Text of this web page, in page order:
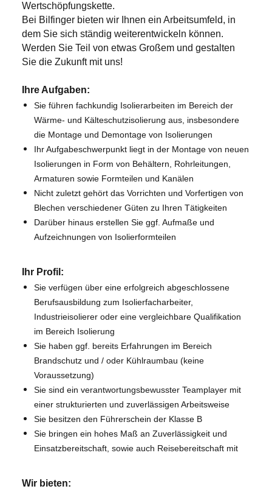
Wertschöpfungskette.
Bei Bilfinger bieten wir Ihnen ein Arbeitsumfeld, in
dem Sie sich ständig weiterentwickeln können.
Werden Sie Teil von etwas Großem und gestalten
Sie die Zukunft mit uns!
Ihre Aufgaben:
Sie führen fachkundig Isolierarbeiten im Bereich der
Wärme- und Kälteschutzisolierung aus, insbesondere
die Montage und Demontage von Isolierungen
Ihr Aufgabeschwerpunkt liegt in der Montage von neuen
Isolierungen in Form von Behältern, Rohrleitungen,
Armaturen sowie Formteilen und Kanälen
Nicht zuletzt gehört das Vorrichten und Vorfertigen von
Blechen verschiedener Güten zu Ihren Tätigkeiten
Darüber hinaus erstellen Sie ggf. Aufmaße und
Aufzeichnungen von Isolierformteilen
Ihr Profil:
Sie verfügen über eine erfolgreich abgeschlossene
Berufsausbildung zum Isolierfacharbeiter,
Industrieisolierer oder eine vergleichbare Qualifikation
im Bereich Isolierung
Sie haben ggf. bereits Erfahrungen im Bereich
Brandschutz und / oder Kühlraumbau (keine
Voraussetzung)
Sie sind ein verantwortungsbewusster Teamplayer mit
einer strukturierten und zuverlässigen Arbeitsweise
Sie besitzen den Führerschein der Klasse B
Sie bringen ein hohes Maß an Zuverlässigkeit und
Einsatzbereitschaft, sowie auch Reisebereitschaft mit
Wir bieten: